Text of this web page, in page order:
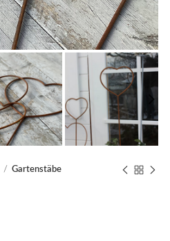
Gartenstäbe